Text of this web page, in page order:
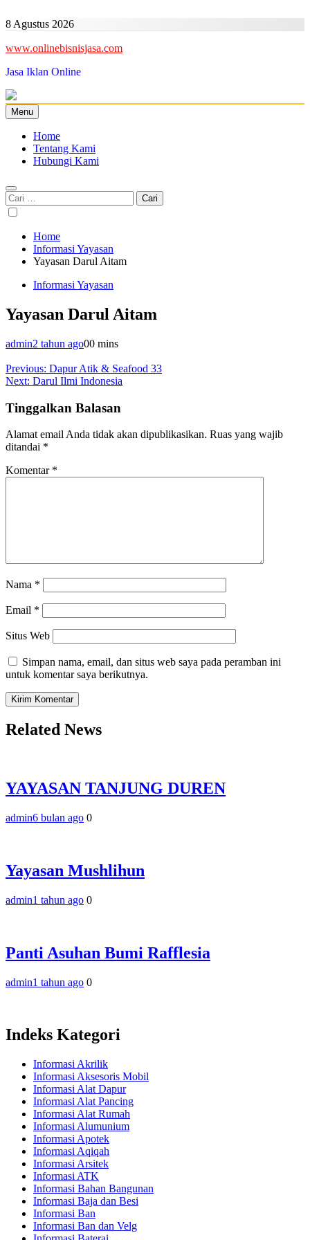
to
8 Agustus 2026
www.onlinebisnisjasa.com
Jasa Iklan Online
Menu
Home
Tentang Kami
Hubungi Kami
Cari
untuk:
Home
Informasi Yayasan
Yayasan Darul Aitam
Informasi Yayasan
Yayasan Darul Aitam
admin2 tahun ago00 mins
Navigasi
pos
Previous: Dapur Atik & Seafood 33
Next: Darul Ilmi Indonesia
Tinggalkan Balasan
Alamat email Anda tidak akan dipublikasikan. Ruas yang wajib
ditandai *
Komentar *
Nama *
Email *
Situs Web
Simpan nama, email, dan situs web saya pada peramban ini
untuk komentar saya berikutnya.
Related News
YAYASAN TANJUNG DUREN
admin6 bulan ago 0
Yayasan Mushlihun
admin1 tahun ago 0
Panti Asuhan Bumi Rafflesia
admin1 tahun ago 0
Indeks Kategori
Informasi Akrilik
Informasi Aksesoris Mobil
Informasi Alat Dapur
Informasi Alat Pancing
Informasi Alat Rumah
Informasi Alumunium
Informasi Apotek
Informasi Aqiqah
Informasi Arsitek
Informasi ATK
Informasi Bahan Bangunan
Informasi Baja dan Besi
Informasi Ban
Informasi Ban dan Velg